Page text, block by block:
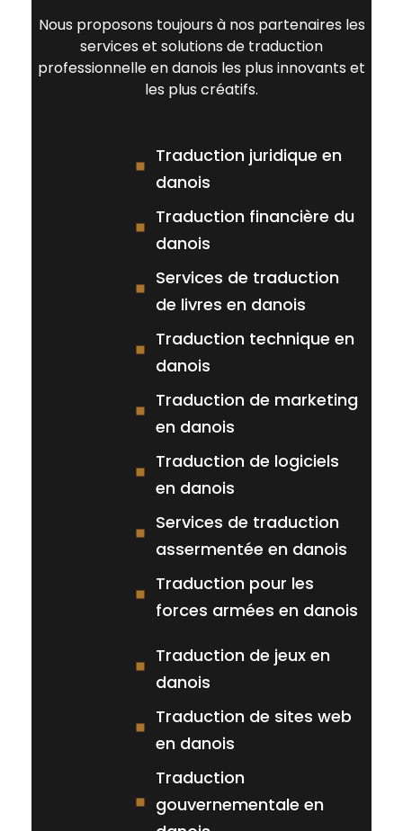
Nous proposons toujours à nos partenaires les
services et solutions de traduction
professionnelle en danois les plus innovants et
les plus créatifs.
Traduction juridique en
danois
Traduction financière du
danois
Services de traduction
de livres en danois
Traduction technique en
danois
Traduction de marketing
en danois
Traduction de logiciels
en danois
Services de traduction
assermentée en danois
Traduction pour les
forces armées en danois
Traduction de jeux en
danois
Traduction de sites web
en danois
Traduction
gouvernementale en